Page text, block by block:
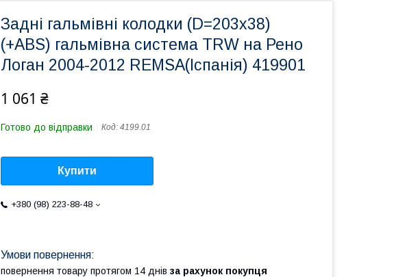
Задні гальмівні колодки (D=203x38)
(+ABS) гальмівна система TRW на Рено
Логан 2004-2012 REMSA(Іспанія) 419901
1 061 ₴
Готово до відправки Код: 4199.01
Купити
+380 (98) 223-88-48
повернення товару протягом 14 днів за рахунок покупця